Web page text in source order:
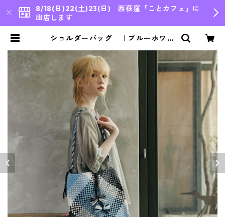
8/18(日)22(土)23(日) 西荻窪「ことカフェ」に
出店します
ショルダーバッグ ｜ブルーホワイ
u japon,